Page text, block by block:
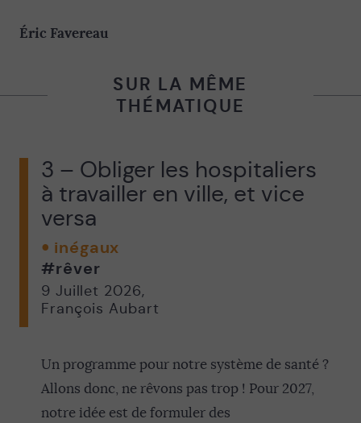
Éric Favereau
SUR LA MÊME
THÉMATIQUE
3 – Obliger les hospitaliers
à travailler en ville, et vice
versa
inégaux
#rêver
9 Juillet 2026,
François Aubart
Un programme pour notre système de santé ?
Allons donc, ne rêvons pas trop ! Pour 2027,
notre idée est de formuler des